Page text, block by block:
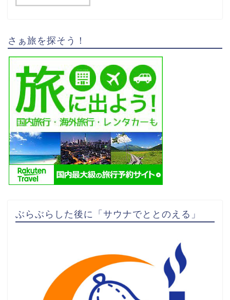
さぁ旅を探そう！
ぶらぶらした後に「サウナでととのえる」